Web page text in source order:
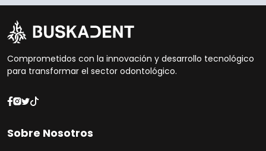
Comprometidos con la innovación y desarrollo tecnológico
para transformar el sector odontológico.
Sobre Nosotros